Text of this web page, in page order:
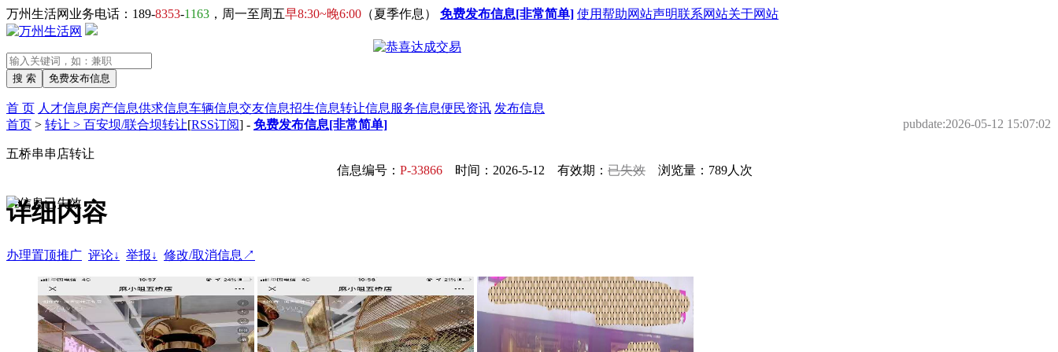
万州生活网业务电话：189-8353-1163 ，周一至周五早8:30~晚6:00 （夏季作息） 免费发布信息[非常简单] 使用帮助网站声明联系网站关于网站
首 页 人才信息 房产信息供求信息车辆信息交友信息招生信息转让信息 服务信息便民资讯 发布信息
首页 > 转让 > 百安坝/联合坝转让[RSS订阅] - 免费发布信息[非常简单] pubdate:2026-05-12 15:07:02
五桥串串店转让
信息编号： P-33866 时间：2026-5-12 有效期： 已失效 浏览量：789人次
详细内容
办理置顶推广 评论↓ 举报↓ 修改/取消信息↗